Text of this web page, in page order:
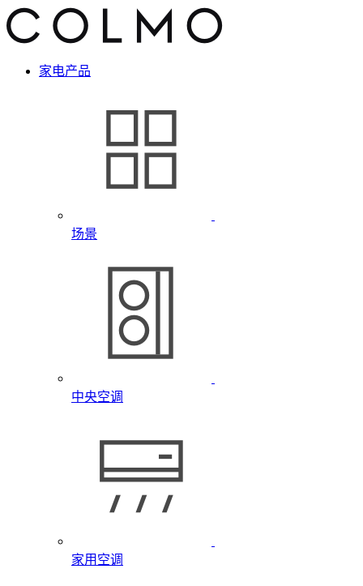
家电产品
场景
中央空调
家用空调